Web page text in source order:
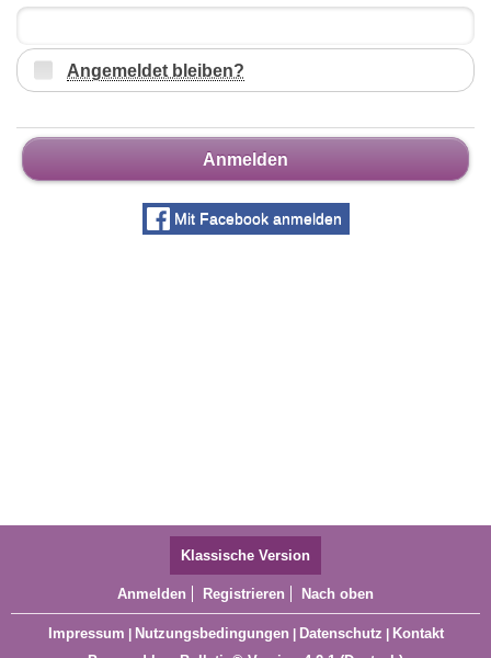
Angemeldet bleiben?
Anmelden
Mit Facebook anmelden
Klassische Version
Anmelden Registrieren Nach oben
Impressum Nutzungsbedingungen Datenschutz
Kontakt